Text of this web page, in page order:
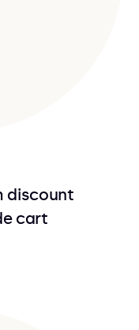
discount
cart